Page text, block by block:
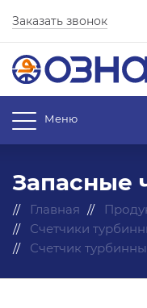
Заказать звонок
Меню
Запасные
Главная
Счетчики
Счетчик